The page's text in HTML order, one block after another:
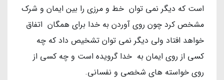
است که دیگر نمی توان خط و مرزی را بین ایمان و شرک
مشخص کرد چون روی آوردن به خدا برای همگان اتفاق
خواهد افتاد ولی دیگر نمی توان تشخیص داد که چه
کسی از روی ایمان به خدا گرویده است و چه کسی از
روی خواسته های شخصی و نفسانی.